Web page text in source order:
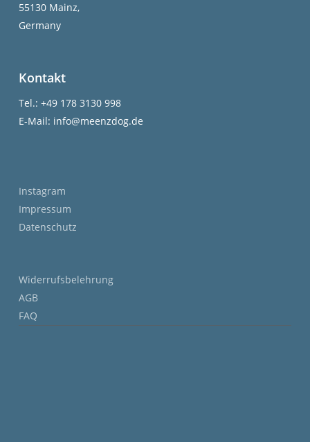
55130 Mainz,
Germany
Kontakt
Tel.: +49 178 3130 998
E-Mail: info@meenzdog.de
Instagram
Impressum
Datenschutz
Widerrufsbelehrung
AGB
FAQ